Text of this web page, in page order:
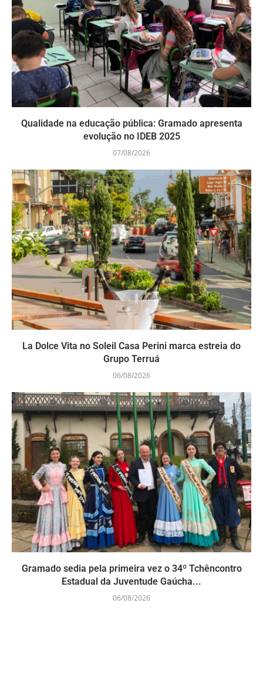
Qualidade na educação pública: Gramado apresenta
evolução no IDEB 2025
07/08/2026
La Dolce Vita no Soleil Casa Perini marca estreia do
Grupo Terruá
06/08/2026
Gramado sedia pela primeira vez o 34º Tchêncontro
Estadual da Juventude Gaúcha...
06/08/2026